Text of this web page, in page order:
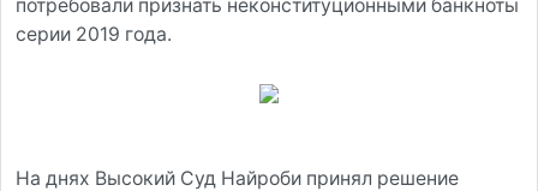
потребовали признать неконституционными банкноты
серии 2019 года.
На днях Высокий Суд Найроби принял решение